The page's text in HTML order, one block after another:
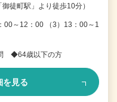
徒町駅」より徒歩10分）
00～12：00 （3）13：00～1
◆64歳以下の方
を見る